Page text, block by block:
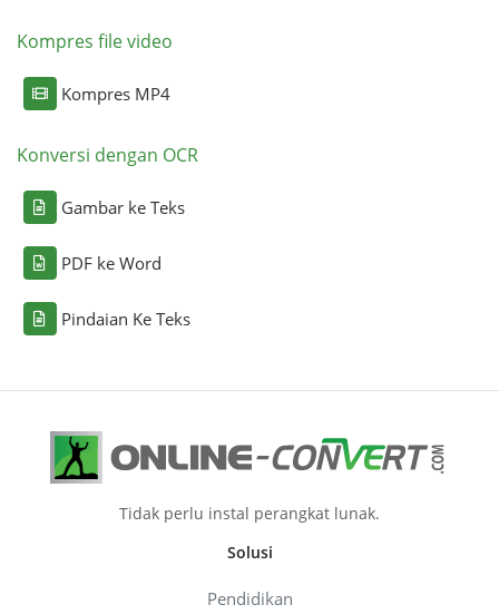
Kompres file video
Kompres MP4
Konversi dengan OCR
Gambar ke Teks
PDF ke Word
Pindaian Ke Teks
Tidak perlu instal perangkat lunak.
Solusi
Pendidikan